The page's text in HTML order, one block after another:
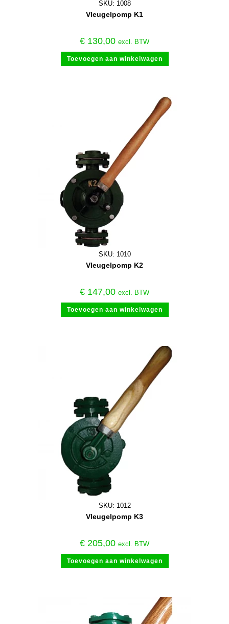
SKU: 1008
Vleugelpomp K1
€ 130,00 excl. BTW
Toevoegen aan winkelwagen
SKU: 1010
Vleugelpomp K2
€ 147,00 excl. BTW
Toevoegen aan winkelwagen
SKU: 1012
Vleugelpomp K3
€ 205,00 excl. BTW
Toevoegen aan winkelwagen